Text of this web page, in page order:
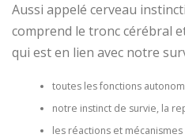
Aussi appelé cerveau
comprend le tronc cérébral
qui est en lien avec notre
toutes les fonctions
notre instinct de survie, la
les réactions et